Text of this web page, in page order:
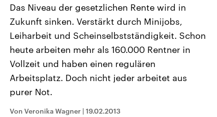
Landtagswahl Sachsen-Anhalt
Alle Informationen
Sachsen-Anhalt wählt am 6.
September 2026 einen neuen
Landtag. Seit 2021 wird das
Bundesland von einer Koalition aus
Umfragen, Prognosen,
USA
Hintergründe
Wirtschaftlich und
gehören die Vereinigten
Das Niveau der gesetzlichen Rente wird in
Zukunft sinken. Verstärkt durch Minijobs,
Leiharbeit und Scheinselbstständigkeit. Schon
heute arbeiten mehr als 160.000 Rentner in
Vollzeit und haben einen regulären
Arbeitsplatz. Doch nicht jeder arbeitet aus
purer Not.
Von Veronika Wagner | 19.02.2013